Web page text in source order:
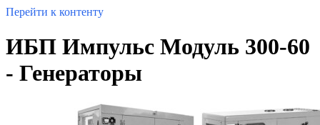
Перейти к контенту
ИБП Импульс Модуль 300-60
- Генераторы